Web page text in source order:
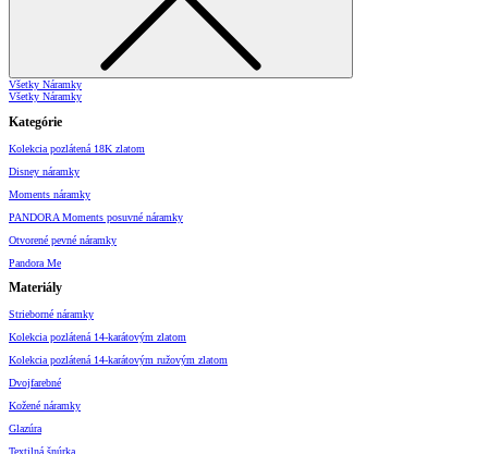
Všetky Náramky
Všetky Náramky
Kategórie
Kolekcia pozlátená 18K zlatom
Disney náramky
Moments náramky
PANDORA Moments posuvné náramky
Otvorené pevné náramky
Pandora Me
Materiály
Strieborné náramky
Kolekcia pozlátená 14-karátovým zlatom
Kolekcia pozlátená 14-karátovým ružovým zlatom
Dvojfarebné
Kožené náramky
Glazúra
Textilná šnúrka